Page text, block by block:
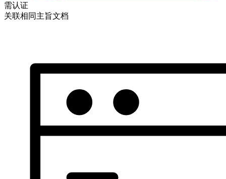
需认证
关联相同主旨文档